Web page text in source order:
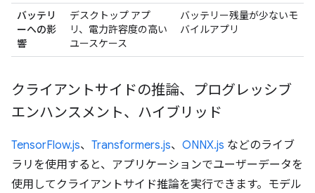
バッテリ
ーへの影
響
デスクトップ アプ
リ、電力許容度の高い
ユースケース
バッテリー残量が少ないモ
バイルアプリ
クライアントサイドの推論、プログレッシブ
エンハンスメント、ハイブリッド
TensorFlow.js、 Transformers.js、 ONNX.js などのライブ
ラリを使用すると、アプリケーションでユーザーデータを
使用してクライアントサイド推論を実行できます。モデル